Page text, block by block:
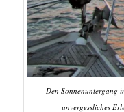
Den Sonnenuntergang
unvergessliches